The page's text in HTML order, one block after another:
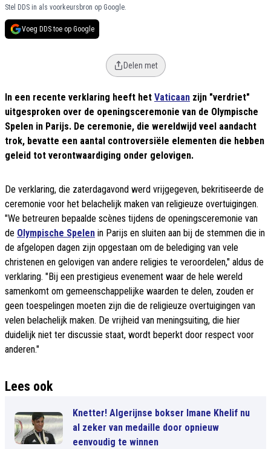
Stel DDS in als voorkeursbron op Google.
Voeg DDS toe op Google
Delen met
In een recente verklaring heeft het Vaticaan zijn "verdriet"
uitgesproken over de openingsceremonie van de Olympische
Spelen in Parijs. De ceremonie, die wereldwijd veel aandacht
trok, bevatte een aantal controversiële elementen die hebben
geleid tot verontwaardiging onder gelovigen.
De verklaring, die zaterdagavond werd vrijgegeven, bekritiseerde de
ceremonie voor het belachelijk maken van religieuze overtuigingen.
"We betreuren bepaalde scènes tijdens de openingsceremonie van
de Olympische Spelen in Parijs en sluiten aan bij de stemmen die in
de afgelopen dagen zijn opgestaan om de belediging van vele
christenen en gelovigen van andere religies te veroordelen," aldus de
verklaring. "Bij een prestigieus evenement waar de hele wereld
samenkomt om gemeenschappelijke waarden te delen, zouden er
geen toespelingen moeten zijn die de religieuze overtuigingen van
velen belachelijk maken. De vrijheid van meningsuiting, die hier
duidelijk niet ter discussie staat, wordt beperkt door respect voor
anderen."
Lees ook
Knetter! Algerijnse bokser Imane Khelif nu
al zeker van medaille door opnieuw
eenvoudig te winnen